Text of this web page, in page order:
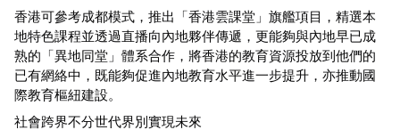
香港可參考成都模式，推出「香港雲課堂」旗艦項目，精選本
地特色課程並透過直播向內地夥伴傳遞，更能夠與內地早已成
熟的「異地同堂」體系合作，將香港的教育資源投放到他們的
已有網絡中，既能夠促進內地教育水平進一步提升，亦推動國
際教育樞紐建設。
社會跨界不分世代界別實現未來